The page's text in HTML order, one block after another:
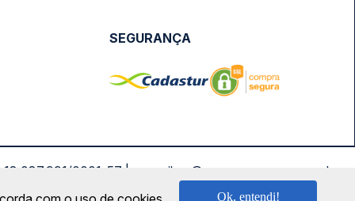
SEGURANÇA
0001-57 | saconibus@queropassagem.com.br
Ok, entendi!